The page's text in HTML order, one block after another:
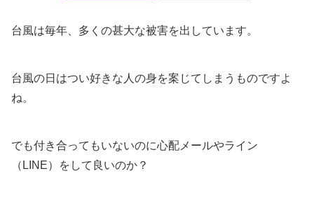
台風は毎年、多くの甚大な被害を出しています。
台風の日はつい好きな人の身を案じてしまうものですよ
ね。
でも付き合ってもいないのに心配メールやライン
（LINE）をして良いのか？